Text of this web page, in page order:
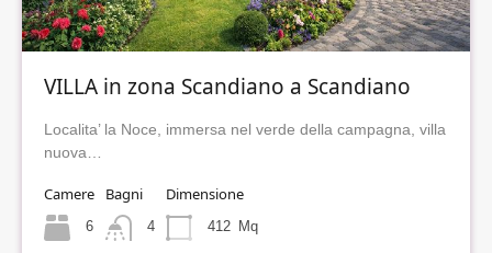
VILLA in zona Scandiano a Scandiano
Localita’ la Noce, immersa nel verde della campagna, villa
nuova…
Camere
6
Bagni
4
Dimensione
412 Mq